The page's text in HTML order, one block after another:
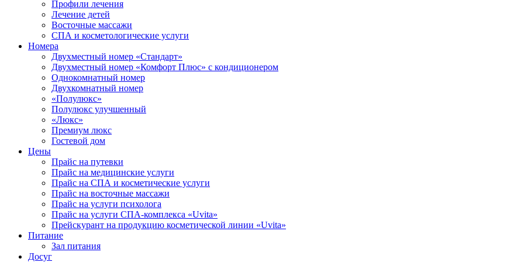
Профили лечения
Лечение детей
Восточные массажи
СПА и косметологические услуги
Номера
Двухместный номер «Стандарт»
Двухместный номер «Комфорт Плюс» с кондиционером
Однокомнатный номер
Двухкомнатный номер
«Полулюкс»
Полулюкс улучшенный
«Люкс»
Премиум люкс
Гостевой дом
Цены
Прайс на путевки
Прайс на медицинские услуги
Прайс на СПА и косметические услуги
Прайс на восточные массажи
Прайс на услуги психолога
Прайс на услуги СПА-комплекса «Uvita»
Прейскурант на продукцию косметической линии «Uvita»
Питание
Зал питания
Досуг